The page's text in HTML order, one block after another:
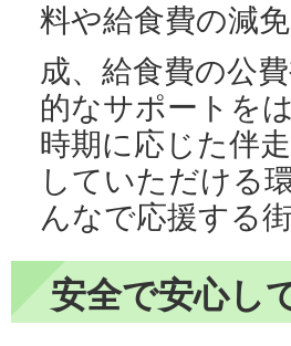
料や給食費の減
成、給食費の公費
的なサポートを
時期に応じた伴
していただける
んなで応援する
安全で安心し